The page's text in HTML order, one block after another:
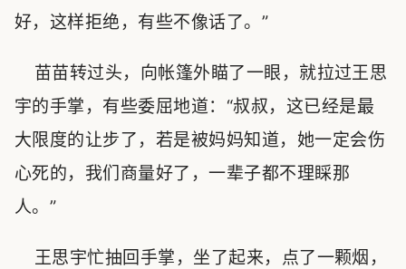
好，这样拒绝，有些不像话了。”
苗苗转过头，向帐篷外瞄了一眼，就拉过王思
宇的手掌，有些委屈地道：“叔叔，这已经是最
大限度的让步了，若是被妈妈知道，她一定会伤
心死的，我们商量好了，一辈子都不理睬那
人。”
王思宇忙抽回手掌，坐了起来，点了一颗烟，